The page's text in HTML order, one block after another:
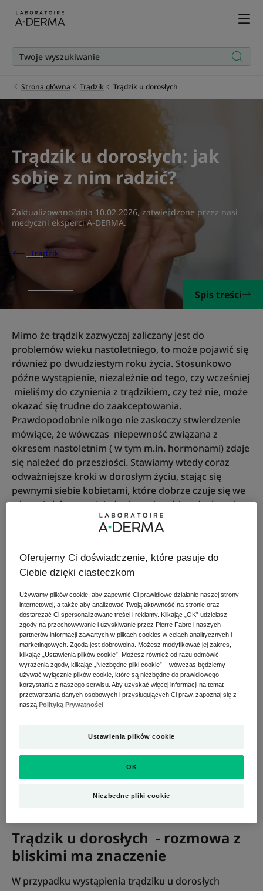
Strona główna Trądzik Trądzik u dorosłych
Trądzik u dorosłych: jak
sobie z nim radzić?
Zaktualizowano dnia 10.02.2026, zatwierdzone przez nasi
medyczni eksperci A-DERMA.
Trądzik
Spis treści
Mimo że trądzik zazwyczaj zaliczany jest do
problemów wieku nastoletniego, to może pojawić się
również po dwudziestym roku życia. Stosunkowo
późne wystąpienie, niezależnie od tego, czy wcześniej
mieliśmy do czynienia z trądzikiem, czy też nie, może
okazać się trudne do zaakceptowania.
Prawdopodobnie nikogo nie zaskoczy stwierdzenie
mówiące, że wówczas niepewność związana z
okresem nastoletnim ( w tym m.in. hormonami) zdaje
się należeć do przeszłości. Stawiamy wtedy coraz
odważniejsze kroki w dorosłym życiu, stając się
pewnymi siebie kobietami, które dobrze czuje się we
własnej skórze, a niejednokrotnie także - doskonale
wiedzą, czego chcą.
problem, jakim są znienawidzone wypryski, które
dostrzec można na policzkach, podbródku, wzdłuż
trądzikowa u kobiet charakteryzuje się
występowaniem zaskórników, czerwonych plamek i
mikrocyst. Co więcej, niedoskonałości te mają
tendencję do silniejszego odznaczania się na skórze,
ponieważ z biegiem lat ma mniejszą zdolność do
regeneracji.
Białe wypryski, zwane pryszczami, mogą również
znamiona mogą w mniejszym lub większym stopniu
wywoływać niepokój i uczucie dyskomfortu u
niektórych osób. Nie jesteś sama: problem ten
Trądzik u dorosłych - rozmowa z
bliskimi ma znaczenie
W przypadku wystąpienia trądziku u dorosłych
Oferujemy Ci doświadczenie, które pasuje do
Ciebie dzięki ciasteczkom
Używamy plików cookie, aby zapewnić Ci prawidłowe działanie naszej strony
internetowej, a także aby analizować Twoją aktywność na stronie oraz
dostarczać Ci spersonalizowane treści i reklamy. Klikając „OK” udzielasz
zgody na przechowywanie i uzyskiwanie przez Pierre Fabre i naszych
partnerów informacji zawartych w plikach cookies w celach analitycznych i
marketingowych. Zgoda jest dobrowolna. Możesz modyfikować jej zakres,
klikając „Ustawienia plików cookie”. Możesz również od razu odmówić
wyrażenia zgody, klikając „Niezbędne pliki cookie” – wówczas będziemy
używać wyłącznie plików cookie, które są niezbędne do prawidłowego
korzystania z naszego serwisu. Aby uzyskać więcej informacji na temat
przetwarzania danych osobowych i przysługujących Ci praw, zapoznaj się z
naszą:Polityką Prywatności
Ustawienia plików cookie
Niezbędne pliki cookie
OK